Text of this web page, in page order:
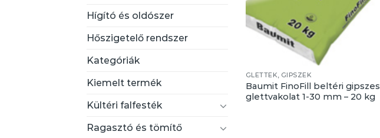
Hígító és oldószer
Hőszigetelő rendszer
Kategóriák
Kiemelt termék
Kültéri falfesték
Ragasztó és tömítő
GLETTEK, GIPSZEK
Baumit FinoFill beltéri gipszes
glettvakolat 1-30 mm – 20 kg